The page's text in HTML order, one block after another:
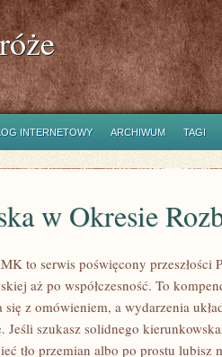
INTERNETOWY ARCHIWUM TAGI
w Okresie
to serwis poświęcony przeszłości
aż po współczesność. To
się z omówieniem, a wydarzenia
Jeśli szukasz solidnego
tło przemian albo po prostu lubisz